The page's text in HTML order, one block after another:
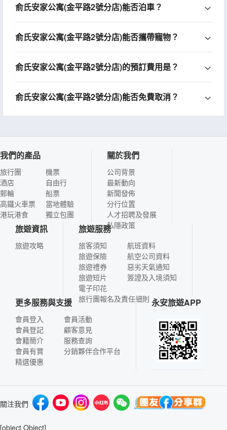
俞氏安家公寓(金平路2號分店)能否泊車？
俞氏安家公寓(金平路2號分店)能否攜帶寵物？
俞氏安家公寓(金平路2號分店)的預訂費用是？
俞氏安家公寓(金平路2號分店)能否免費取消？
我們的產品
旅行團
酒店
郵輪
高鐵火車票
港玩港食
機票
自由行
船票
當地體驗
獨立包團
關於我們
公司背景
最新動向
新聞發佈
分行位置
人才招聘及發展
私隱政策
旅遊資訊
旅遊攻略
旅遊服務
旅客須知
旅遊保險
旅遊禮券
旅遊短片
電子印花
航班資料
航空公司資料
惡劣天氣通知
簽證及入境須知
旅行團報名及責任細則
更多服務與支援
會員登入
會員登記
會籍簡介
會員有賞
精選優惠
會員活動
顧客意見
服務查詢
分銷夥伴合作平台
永安旅遊APP
關注我們
[object Object]